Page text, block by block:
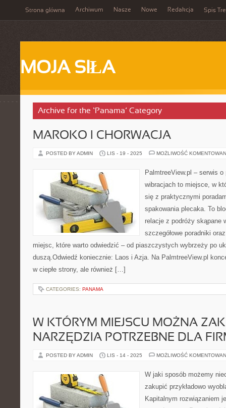
Strona główna Archiwum Nasze Nowe Redakcja Spis
MOJA SIŁA
Archive for the ‘Panama’ Category
MAROKO I CHORWACJA
POSTED BY ADMIN LIS - 19 - 2025 MOŻLIWOŚĆ
PalmtreeView.pl – serwis
wibracjach to miejsce, w
się z praktycznymi
spakowania plecaka. To
relacje z podróży skąpane
szczegółowe poradniki
miejsc, które warto odwiedzić – od piaszczystych wybrzeży po
duszą.Odwiedź koniecznie: Laos i Azja. Na PalmtreeView.pl
w ciepłe strony, ale również […]
CATEGORIES: PANAMA
W KTÓRYM MIEJSCU MOŻNA
NARZĘDZIA POTRZEBNE DLA
POSTED BY ADMIN LIS - 14 - 2025 MOŻLIWOŚĆ
W jaki sposób możemy
zakupić przykładowo
Kapitalnym rozwiązaniem